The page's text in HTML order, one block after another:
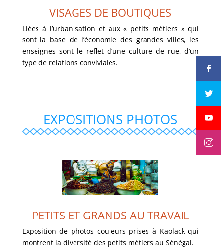
VISAGES DE BOUTIQUES
Liées à l’urbanisation et aux « petits métiers » qui
sont la base de l’économie des grandes villes, les
enseignes sont le reflet d’une culture de rue, d’un
type de relations conviviales.
VISAGES DE BOUTIQUES
VOIR LA GALERIE
EXPOSITIONS PHOTOS
PETITS ET GRANDS AU TRAVAIL
Exposition de photos couleurs prises à Kaolack qui
montrent la diversité des petits métiers au Sénégal.
PETITS ET GRANDS AU TRAVAIL
VOIR LA GALERIE